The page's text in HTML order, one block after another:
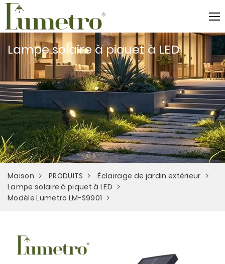
Lampe solaire à piquet à LED
Maison PRODUITS
Éclairage de jardin extérieur
Lampe solaire à piquet à LED
Modèle Lumetro LM-S9901